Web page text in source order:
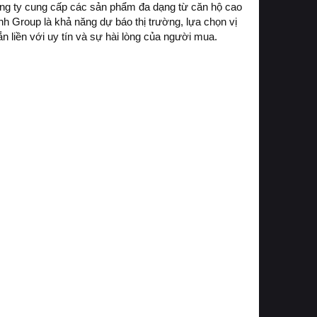
ty cung cấp các sản phẩm đa dạng từ căn hộ cao
Group là khả năng dự báo thị trường, lựa chọn vị
liền với uy tín và sự hài lòng của người mua.